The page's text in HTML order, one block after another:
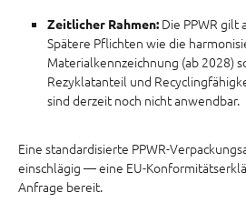
Zeitlicher Rahmen: Die PPWR gilt
Spätere Pflichten wie die
Materialkennzeichnung (ab 2028)
Rezyklatanteil und
sind derzeit noch nicht anwendbar.
Eine standardisierte PPWR-
einschlägig — eine EU-
Anfrage bereit.